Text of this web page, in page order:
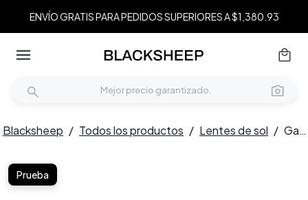
ENVÍO GRATIS PARA PEDIDOS SUPERIORES A $1,380.93
Blacksheep / Todos los productos / Lentes de sol / Gafas de sol invisibles de metal plateado #BS2503-0090
Prueba